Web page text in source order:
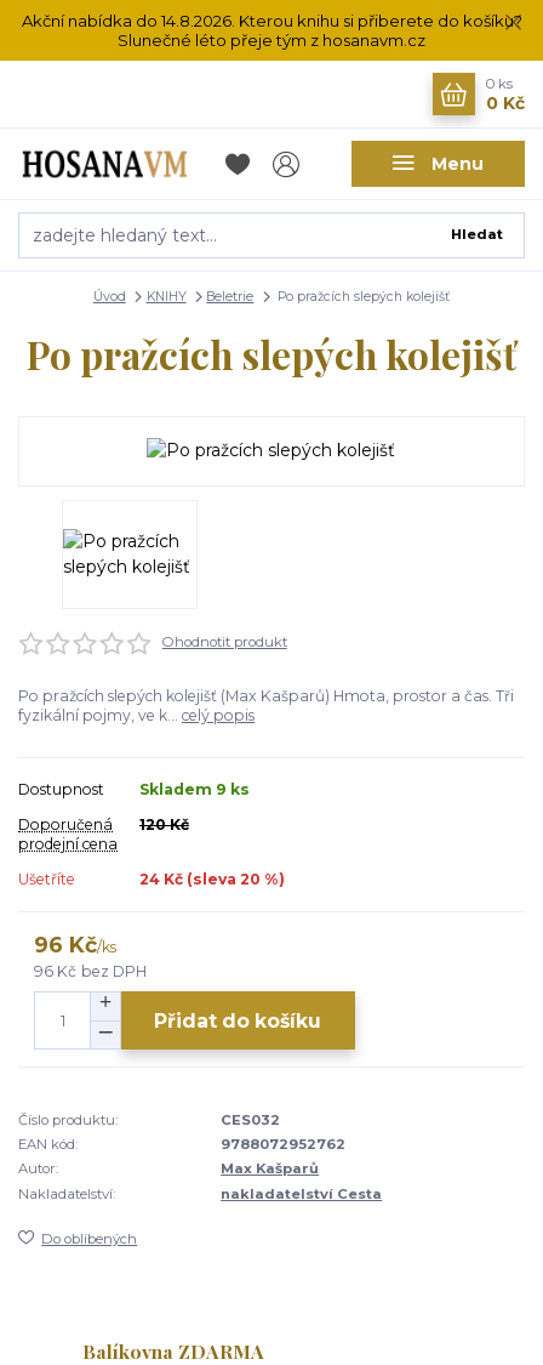
Akční nabídka do 14.8.2026. Kterou knihu si přiberete do košíku?
Slunečné léto přeje tým z hosanavm.cz
Menu
Hledat
0 ks
0 Kč
Úvod KNIHY Beletrie Po pražcích slepých kolejišť
Po pražcích slepých kolejišť
Ohodnotit produkt
Po pražcích slepých kolejišť (Max Kašparů) Hmota, prostor a čas. Tři
fyzikální pojmy, ve k... celý popis
Dostupnost
Skladem 9 ks
Doporučená
prodejní cena
120 Kč
Ušetříte 24 Kč (sleva 20 %)
96 Kč/ks
96 Kč bez DPH
Přidat do košíku
Číslo produktu:
CES032
EAN kód:
9788072952762
Autor:
Max Kašparů
Nakladatelství:
nakladatelství Cesta
Do oblíbených
Balíkovna ZDARMA